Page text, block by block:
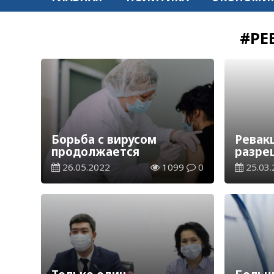
Борьба с вирусом
продолжается
26.05.2022 1099 0